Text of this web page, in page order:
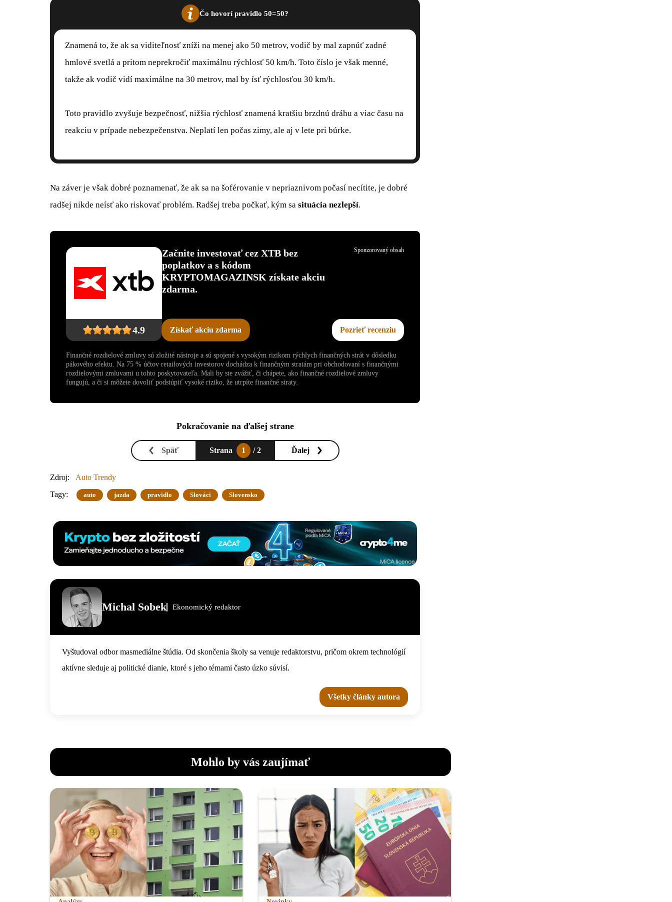
Čo hovorí pravidlo 50=50?
Znamená to, že ak sa viditeľnosť zníži na menej ako 50 metrov, vodič by mal zapnúť zadné
hmlové svetlá a pritom neprekročiť maximálnu rýchlosť 50 km/h. Toto číslo je však menné,
takže ak vodič vidí maximálne na 30 metrov, mal by ísť rýchlosťou 30 km/h.
Toto pravidlo zvyšuje bezpečnosť, nižšia rýchlosť znamená kratšiu brzdnú dráhu a viac času na
reakciu v prípade nebezpečenstva. Neplatí len počas zimy, ale aj v lete pri búrke.
Na záver je však dobré poznamenať, že ak sa na šoférovanie v nepriaznivom počasí necítite, je dobré
radšej nikde neísť ako riskovať problém. Radšej treba počkať, kým sa situácia nezlepší.
4.9
Začnite investovať cez XTB bez
poplatkov a s kódom
KRYPTOMAGAZINSK získate akciu
zdarma.
Získať akciu zdarma Pozrieť recenziu
Sponzorovaný obsah
Finančné rozdielové zmluvy sú zložité nástroje a sú spojené s vysokým rizikom rýchlych finančných strát v dôsledku
pákového efektu. Na 75 % účtov retailových investorov dochádza k finančným stratám pri obchodovaní s finančnými
rozdielovými zmluvami u tohto poskytovateľa. Mali by ste zvážiť, či chápete, ako finančné rozdielové zmluvy
fungujú, a či si môžete dovoliť podstúpiť vysoké riziko, že utrpíte finančné straty.
Pokračovanie na ďalšej strane
Späť Strana 1 / 2 Ďalej
Zdroj:
Auto Trendy
Tagy:
auto jazda pravidlo Slováci Slovensko
Michal Sobek Ekonomický redaktor
Vyštudoval odbor masmediálne štúdia. Od skončenia školy sa venuje redaktorstvu, pričom okrem technológií
aktívne sleduje aj politické dianie, ktoré s jeho témami často úzko súvisí.
Všetky články autora
Mohlo by vás zaujímať